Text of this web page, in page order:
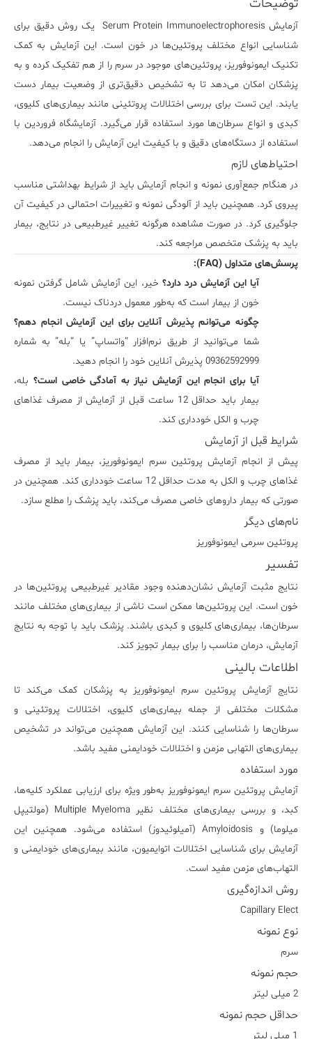
توضیحات
آزمایش Serum Protein Immunoelectrophoresis یک روش دقیق برای
شناسایی انواع مختلف پروتئین‌ها در خون است. این آزمایش به کمک
تکنیک ایمونوفوریز، پروتئین‌های موجود در سرم را از هم تفکیک کرده و به
پزشکان امکان می‌دهد تا به تشخیص دقیق‌تری از وضعیت بیمار دست
یابند. این تست برای بررسی اختلالات پروتئینی مانند بیماری‌های کلیوی،
کبدی و انواع سرطان‌ها مورد استفاده قرار می‌گیرد. آزمایشگاه فروردین با
استفاده از دستگاه‌های دقیق و با کیفیت این آزمایش را انجام می‌دهد.
احتیاط‌های لازم
در هنگام جمع‌آوری نمونه و انجام آزمایش باید از شرایط بهداشتی مناسب
پیروی کرد. همچنین باید از آلودگی نمونه و تغییرات احتمالی در کیفیت آن
جلوگیری کرد. در صورت مشاهده هرگونه تغییر غیرطبیعی در نتایج، بیمار
باید به پزشک متخصص مراجعه کند.
پرسش‌های متداول (FAQ):
آیا این آزمایش درد دارد؟ خیر، این آزمایش شامل گرفتن نمونه
خون از بیمار است که به‌طور معمول دردناک نیست.
چگونه می‌توانم پذیرش آنلاین برای این آزمایش انجام دهم؟
شما می‌توانید از طریق نرم‌افزار “واتساپ” یا “بله” به شماره
09362592999 پذیرش آنلاین خود را انجام دهید.
آیا برای انجام این آزمایش نیاز به آمادگی خاصی است؟ بله،
بیمار باید حداقل 12 ساعت قبل از آزمایش از مصرف غذاهای
چرب و الکل خودداری کند.
شرایط قبل از آزمایش
پیش از انجام آزمایش پروتئین سرم ایمونوفوریز، بیمار باید از مصرف
غذاهای چرب و الکل به مدت حداقل 12 ساعت خودداری کند. همچنین در
صورتی که بیمار داروهای خاصی مصرف می‌کند، باید پزشک را مطلع سازد.
نام‌های دیگر
پروتئین سرمی ایمونوفوریز
تفسیر
نتایج مثبت آزمایش نشان‌دهنده وجود مقادیر غیرطبیعی پروتئین‌ها در
خون است. این پروتئین‌ها ممکن است ناشی از بیماری‌های مختلف مانند
سرطان‌ها، بیماری‌های کلیوی و کبدی باشند. پزشک باید با توجه به نتایج
آزمایش، درمان مناسب را برای بیمار تجویز کند.
اطلاعات بالینی
نتایج آزمایش پروتئین سرم ایمونوفوریز به پزشکان کمک می‌کند تا
مشکلات مختلفی از جمله بیماری‌های کلیوی، اختلالات پروتئینی و
سرطان‌ها را شناسایی کنند. این آزمایش همچنین می‌تواند در تشخیص
بیماری‌های التهابی مزمن و اختلالات خودایمنی مفید باشد.
مورد استفاده
آزمایش پروتئین سرم ایمونوفوریز به‌طور ویژه برای ارزیابی عملکرد کلیه‌ها،
کبد، و بررسی بیماری‌های مختلف نظیر Multiple Myeloma (مولتیپل
میلوما) و Amyloidosis (آمیلوئیدوز) استفاده می‌شود. همچنین این
آزمایش برای شناسایی اختلالات اتوایمیون، مانند بیماری‌های خودایمنی و
التهاب‌های مزمن مفید است.
روش اندازه‌گیری
Capillary Elect
نوع نمونه
سرم
حجم نمونه
2 میلی لیتر
حداقل حجم نمونه
1 میلی لیتر